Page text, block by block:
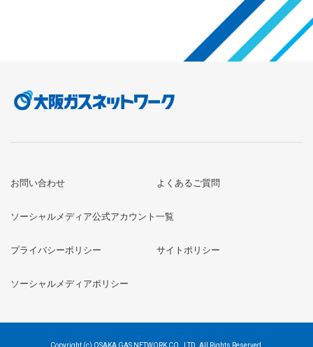
お問い合わせ よくあるご質問
ソーシャルメディア公式アカウント一覧
プライバシーポリシー サイトポリシー
ソーシャルメディアポリシー
Copyright (c) OSAKA GAS NETWORK CO., LTD. All Rights Reserved.